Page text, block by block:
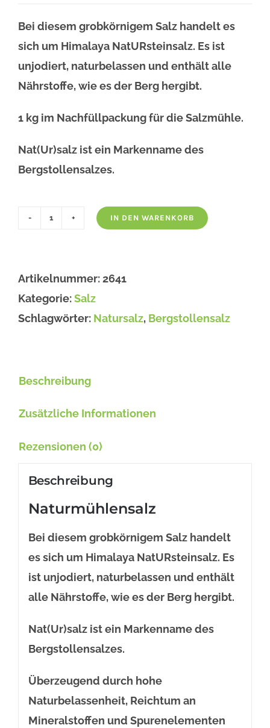
Bei diesem grobkörnigem Salz handelt es
sich um Himalaya NatURsteinsalz. Es ist
unjodiert, naturbelassen und enthält alle
Nährstoffe, wie es der Berg hergibt.
1 kg im Nachfüllpackung für die Salzmühle.
Nat(Ur)salz ist ein Markenname des
Bergstollensalzes.
NatURsalz
IN DEN WARENKORB
Artikelnummer:2641
Kategorie:Salz
Schlagwörter: Natursalz, Bergstollensalz
Beschreibung
Zusätzliche Informationen
Rezensionen (0)
Beschreibung
Naturmühlensalz
Bei diesem grobkörnigem Salz handelt
es sich um Himalaya NatURsteinsalz. Es
ist unjodiert, naturbelassen und enthält
alle Nährstoffe, wie es der Berg hergibt.
Nat(Ur)salz ist ein Markenname des
Bergstollensalzes.
Überzeugend durch hohe
Naturbelassenheit, Reichtum an
Mineralstoffen und Spurenelementen